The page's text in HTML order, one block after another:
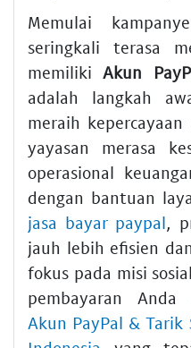
Memulai
seringkali terasa
memilikiAkun
adalah langkah
meraih
yayasan merasa
operasional
dengan bantuan
jasa bayar paypal,
jauh lebih efisien
fokus pada misi
pembayaran
Akun PayPal & Tarik